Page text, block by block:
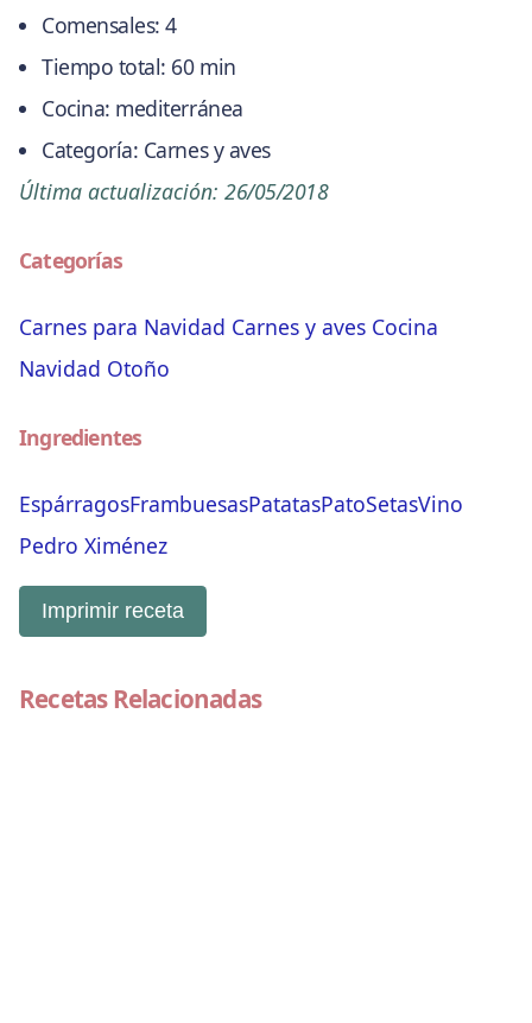
Comensales: 4
Tiempo total: 60 min
Cocina: mediterránea
Categoría: Carnes y aves
Última actualización: 26/05/2018
Categorías
Carnes para Navidad Carnes y aves Cocina
Navidad Otoño
Ingredientes
EspárragosFrambuesasPatatasPatoSetasVino
Pedro Ximénez
Imprimir receta
Recetas Relacionadas